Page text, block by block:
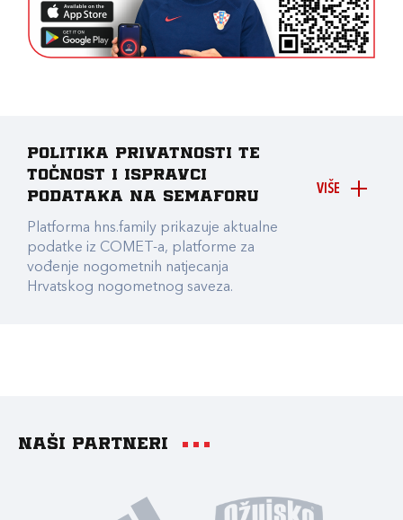
VIŠE
Politika privatnosti te
točnost i ispravci
podataka na Semaforu
Platforma hns.family prikazuje aktualne
podatke iz COMET-a, platforme za
vođenje nogometnih natjecanja
Hrvatskog nogometnog saveza.
Naši partneri